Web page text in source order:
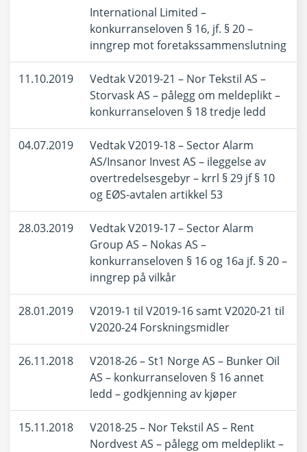
International Limited –
konkurranseloven § 16, jf. § 20 –
inngrep mot foretakssammenslutning
11.10.2019
Vedtak V2019-21 – Nor Tekstil AS –
Storvask AS – pålegg om meldeplikt –
konkurranseloven § 18 tredje ledd
04.07.2019
Vedtak V2019-18 – Sector Alarm
AS/Insanor Invest AS – ileggelse av
overtredelsesgebyr – krrl § 29 jf § 10
og EØS-avtalen artikkel 53
28.03.2019
Vedtak V2019-17 – Sector Alarm
Group AS – Nokas AS –
konkurranseloven § 16 og 16a jf. § 20 –
inngrep på vilkår
28.01.2019
V2019-1 til V2019-16 samt V2020-21 til
V2020-24 Forskningsmidler
26.11.2018
V2018-26 – St1 Norge AS – Bunker Oil
AS – konkurranseloven § 16 annet
ledd – godkjenning av kjøper
15.11.2018
V2018-25 – Nor Tekstil AS – Rent
Nordvest AS – pålegg om meldeplikt –